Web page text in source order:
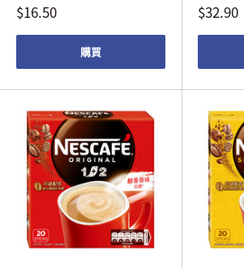
$16.50
購買
$32.90